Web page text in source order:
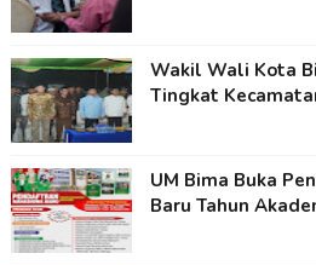
Wakil Wali Kota
Tingkat
UM Bima Buka
Baru Tahun